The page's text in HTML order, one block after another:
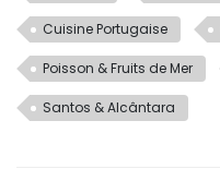
Cuisine Portugaise
Poisson & Fruits de Mer
Santos & Alcântara